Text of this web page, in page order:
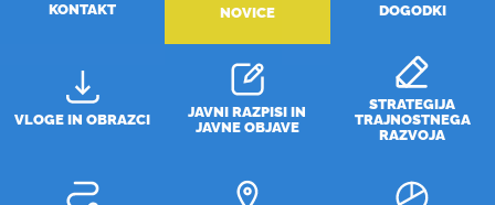
KONTAKT NOVICE DOGODKI
VLOGE IN OBRAZCI
JAVNI RAZPISI IN
JAVNE OBJAVE
STRATEGIJA
TRAJNOSTNEGA
RAZVOJA